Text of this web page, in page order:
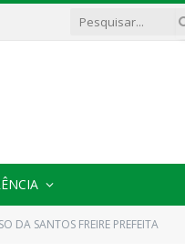
DA SANTOS FREIRE PREFEITA